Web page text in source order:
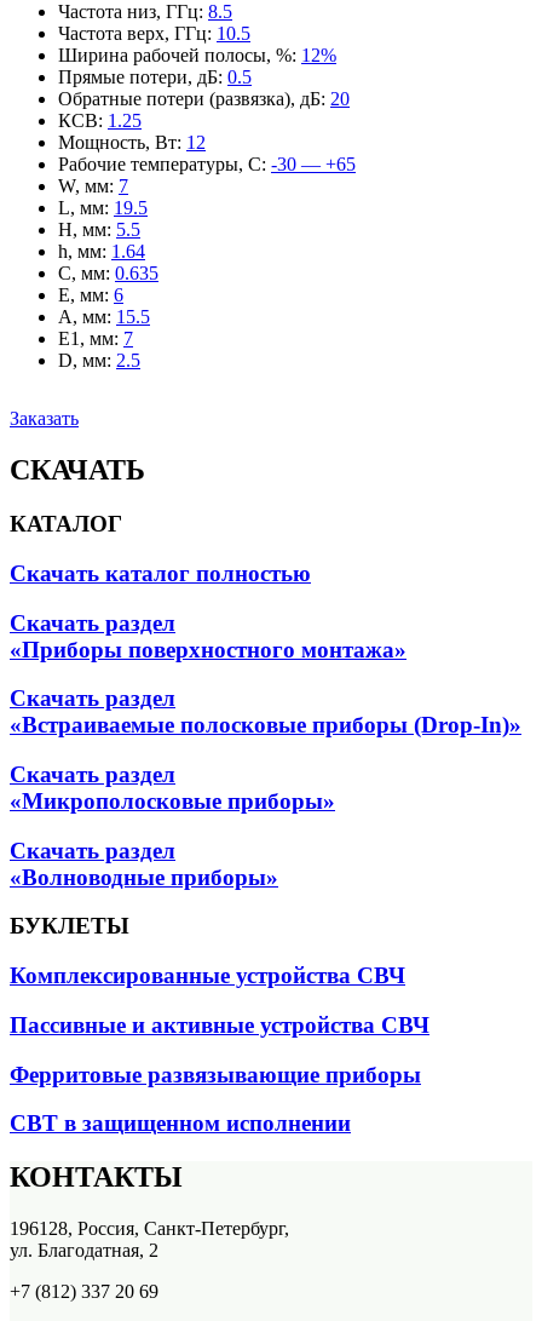
Частота низ, ГГц: 8.5
Частота верх, ГГц: 10.5
Ширина рабочей полосы, %: 12%
Прямые потери, дБ: 0.5
Обратные потери (развязка), дБ: 20
КСВ: 1.25
Мощность, Вт: 12
Рабочие температуры, С: -30 — +65
W, мм: 7
L, мм: 19.5
H, мм: 5.5
h, мм: 1.64
C, мм: 0.635
E, мм: 6
A, мм: 15.5
E1, мм: 7
D, мм: 2.5
Заказать
СКАЧАТЬ
КАТАЛОГ
Скачать каталог полностью
Скачать раздел
«Приборы поверхностного монтажа»
Скачать раздел
«Встраиваемые полосковые приборы (Drop-In)»
Скачать раздел
«Микрополосковые приборы»
Скачать раздел
«Волноводные приборы»
БУКЛЕТЫ
Комплексированные устройства СВЧ
Пассивные и активные устройства СВЧ
Ферритовые развязывающие приборы
СВТ в защищенном исполнении
КОНТАКТЫ
196128, Россия, Санкт-Петербург,
ул. Благодатная, 2
+7 (812) 337 20 69